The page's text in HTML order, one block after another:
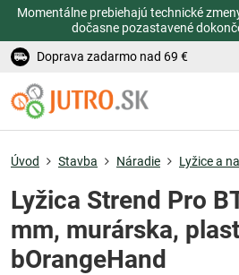
Momentálne prebiehajú technické
dočasne pozastavené
Doprava zadarmo nad 69 €
Úvod Stavba Náradie Lyžice a
Lyžica Strend Pro
mm, murárska, plast
bOrangeHand